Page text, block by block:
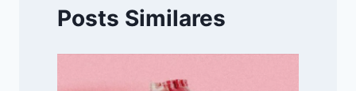
Posts Similares